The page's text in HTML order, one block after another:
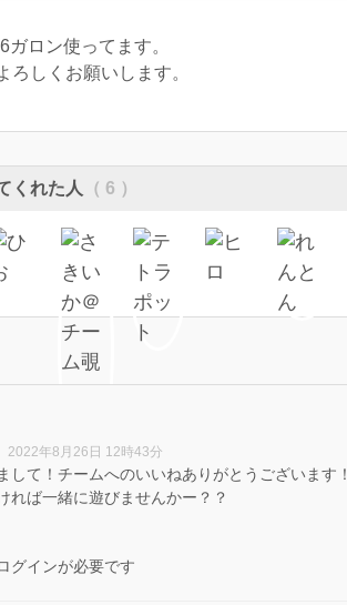
ガロン使ってます。
ろしくお願いします。
くれた人 （ 6 ）
2022年8月26日 12時43分
して！チームへのいいねありがとうございます！
れば一緒に遊びませんかー？？
グインが必要です